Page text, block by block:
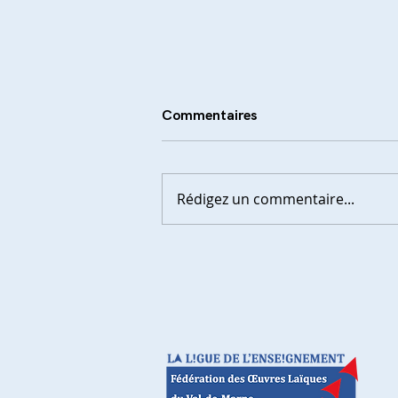
Commentaires
Rédigez un commentaire...